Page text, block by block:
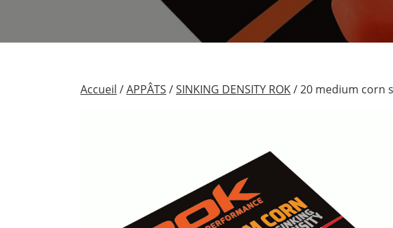
Accueil /APPÂTS /SINKING DENSITY ROK/ 20 medium corn